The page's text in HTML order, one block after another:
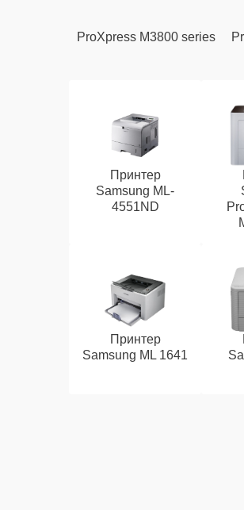
ProXpress M3800 series
Принтер
Samsung ML-
4551ND
Принтер
Samsung ML 1641